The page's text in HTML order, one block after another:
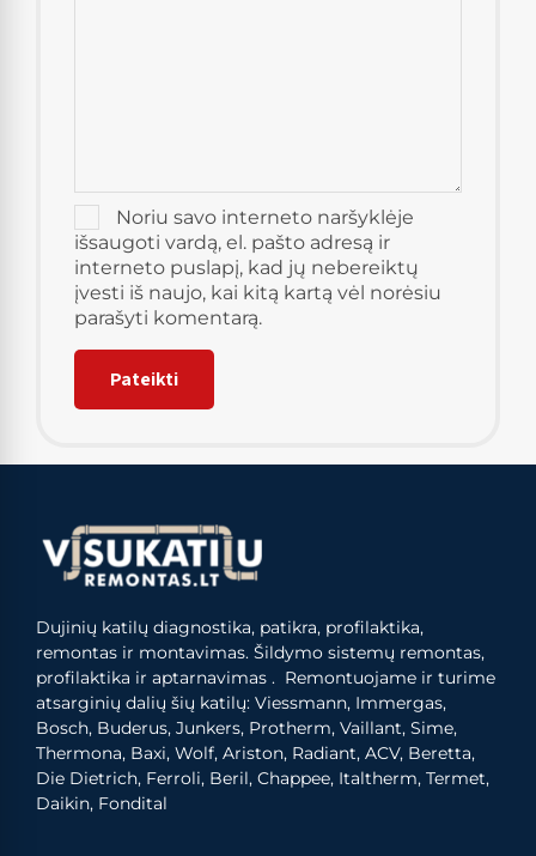
Noriu savo interneto naršyklėje
išsaugoti vardą, el. pašto adresą ir
interneto puslapį, kad jų nebereiktų
įvesti iš naujo, kai kitą kartą vėl norėsiu
parašyti komentarą.
Dujinių katilų diagnostika, patikra, profilaktika,
remontas ir montavimas. Šildymo sistemų remontas,
profilaktika ir aptarnavimas . Remontuojame ir turime
atsarginių dalių šių katilų: Viessmann, Immergas,
Bosch, Buderus, Junkers, Protherm, Vaillant, Sime,
Thermona, Baxi, Wolf, Ariston, Radiant, ACV, Beretta,
Die Dietrich, Ferroli, Beril, Chappee, Italtherm, Termet,
Daikin, Fondital